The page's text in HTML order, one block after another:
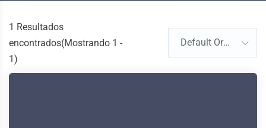
1 Resultados
encontrados(Mostrando 1 -
1)
Default Order